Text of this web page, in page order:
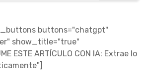
buttons="chatgpt"
show_title="true"
ESTE ARTÍCULO CON IA: Extrae lo